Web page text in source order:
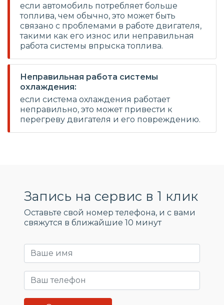
если автомобиль потребляет больше
топлива, чем обычно, это может быть
связано с проблемами в работе двигателя,
такими как его износ или неправильная
работа системы впрыска топлива.
Неправильная работа системы
охлаждения:
если система охлаждения работает
неправильно, это может привести к
перегреву двигателя и его повреждению.
Запись на сервис в 1 клик
Оставьте свой номер телефона, и c вами
свяжутся в ближайшие 10 минут